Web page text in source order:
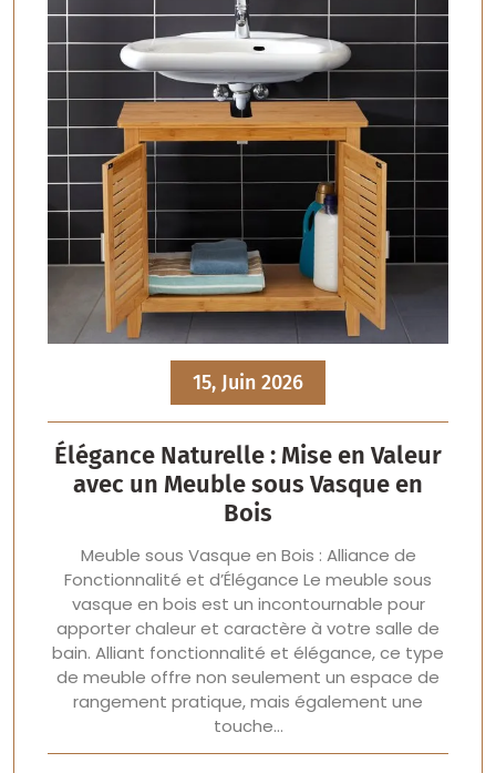
15, Juin 2026
Élégance Naturelle : Mise en Valeur
avec un Meuble sous Vasque en
Bois
Meuble sous Vasque en Bois : Alliance de
Fonctionnalité et d’Élégance Le meuble sous
vasque en bois est un incontournable pour
apporter chaleur et caractère à votre salle de
bain. Alliant fonctionnalité et élégance, ce type
de meuble offre non seulement un espace de
rangement pratique, mais également une
touche…